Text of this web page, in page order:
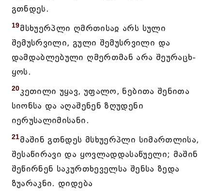
გთნდეს.
19მსხუერპლი ღმრთისაჲ არს სული
შემუსრვილი, გული შემუსრვილი და
დამდაბლებული ღმერთმან არა შეურაცხ-
ყოს.
20კეთილი უყავ, უფალო, ნებითა შენითა
სიონსა და აღაშენენ ზღუდენი
იერუსალიმისანი.
21მაშინ გთნდეს მსხუერპლი სიმართლისა,
შესაწირავი და ყოვლადდასაწუელი; მაშინ
შეწირნენ საკურთხეველსა შენსა ზედა
ზუარაკნი. დიდება